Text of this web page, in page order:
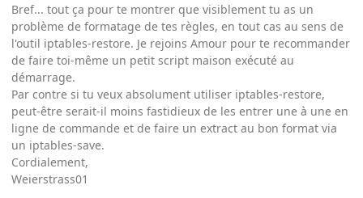
Bref... tout ça pour te montrer que visiblement tu as un
problème de formatage de tes règles, en tout cas au sens de
l'outil iptables-restore. Je rejoins Amour pour te recommander
de faire toi-même un petit script maison exécuté au
démarrage.
Par contre si tu veux absolument utiliser iptables-restore,
peut-être serait-il moins fastidieux de les entrer une à une en
ligne de commande et de faire un extract au bon format via
un iptables-save.
Cordialement,
Weierstrass01